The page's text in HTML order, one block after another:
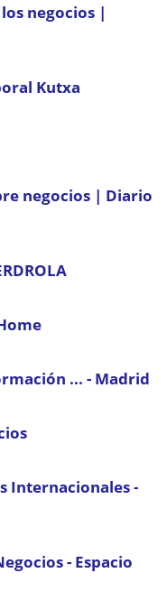
negocios |
Kutxa
negocios | Diario
... - Madrid
Internacionales -
- Espacio